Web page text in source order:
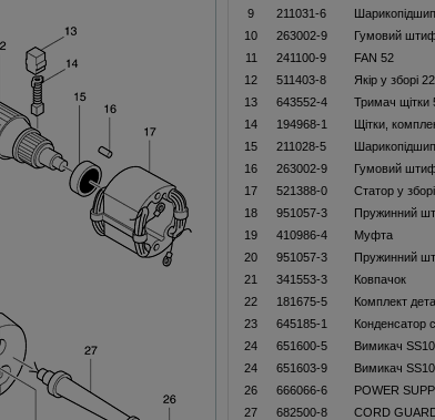
9
211031-6
10
263002-9 Гумовий
11
241100-9 FAN 52
12
511403-8 Якір у зборі
13
643552-4 Тримач щітки
14
194968-1 Щітки,
15
211028-5
16
263002-9 Гумовий
17
521388-0 Статор у
18
951057-3 Пружинний
19
410986-4 Муфта
20
951057-3 Пружинний
21
341553-3 Ковпачок
22
181675-5 Комплект
23
645185-1 Конденсатор
24
651600-5 Вимикач
24
651603-9 Вимикач
26
666066-6 POWER
27
682500-8 CORD